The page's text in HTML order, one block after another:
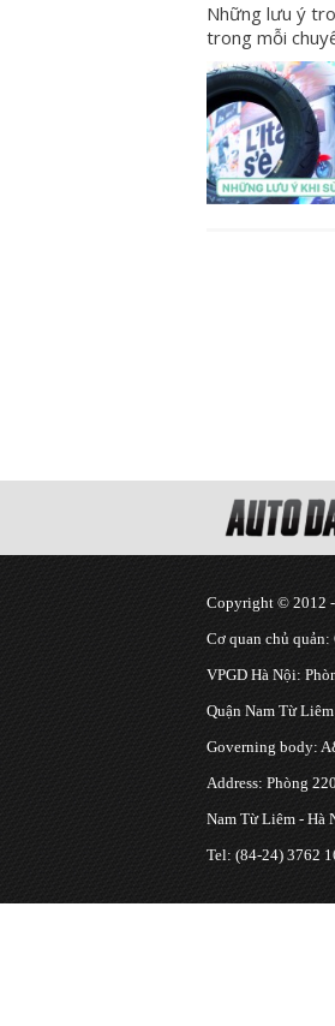
Những lưu ý
trong mỗi
Copyright © 2012 -
Cơ quan chủ
VPGD Hà Nội:
Quận Nam Từ
Governing body:
Address: Phòng
Nam Từ Liêm - Hà
Tel: (84-24) 3762